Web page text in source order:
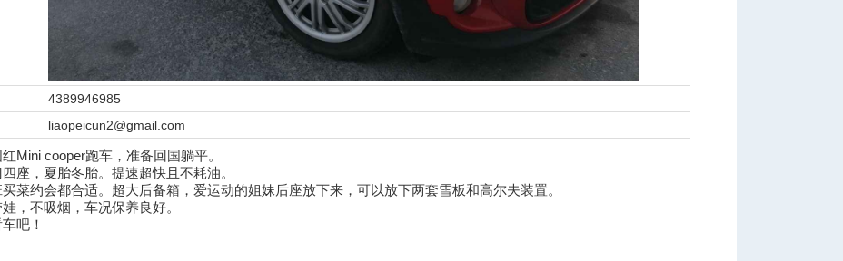
4389946985
liaopeicun2@gmail.com
Mini cooper跑车，准备回国躺平。
座，夏胎冬胎。提速超快且不耗油。
菜约会都合适。超大后备箱，爱运动的姐妹后座放下来，可以放下两套雪板和高尔夫装置。
，不吸烟，车况保养良好。
吧！